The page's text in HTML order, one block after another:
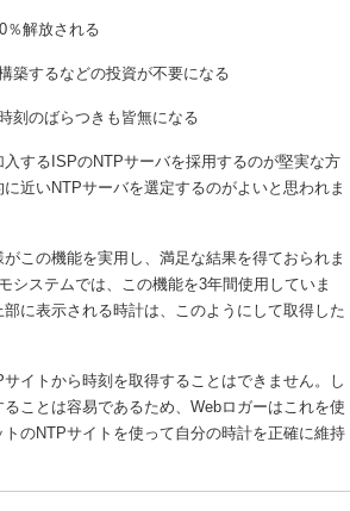
％解放される
築するなどの投資が不要になる
刻のばらつきも皆無になる
するISPのNTPサーバを採用するのが堅実な方
近いNTPサーバを選定するのがよいと思われま
この機能を実用し、満足な結果を得ておられま
システムでは、この機能を3年間使用していま
に表示される時計は、このようにして取得した
イトから時刻を取得することはできません。し
ことは容易であるため、Webロガーはこれを使
のNTPサイトを使って自分の時計を正確に維持